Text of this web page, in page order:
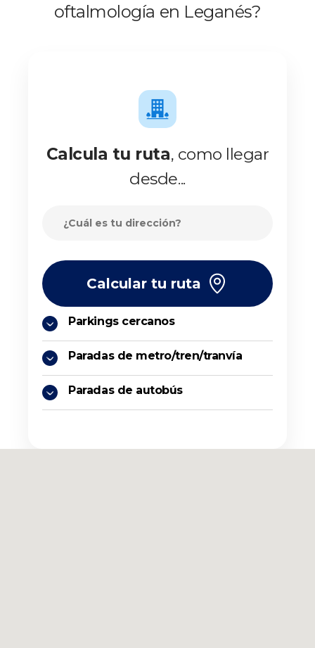
oftalmología en Leganés?
Calcula tu ruta, como llegar
desde...
Calcular tu ruta
Parkings cercanos
Paradas de metro/tren/tranvía
Paradas de autobús